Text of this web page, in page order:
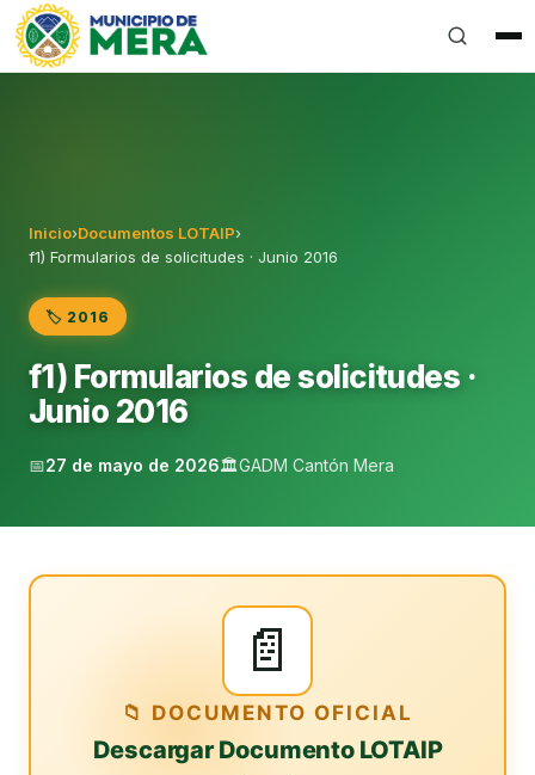
Gobierno Autónomo Descentralizado Municipal del
Inicio›Documentos LOTAIP›
f1) Formularios de solicitudes · Junio 2016
🏷️ 2016
f1) Formularios de solicitudes ·
Junio 2016
📅27 de mayo de 2026🏛️GADM Cantón Mera
📄
📁 DOCUMENTO OFICIAL
Descargar Documento LOTAIP